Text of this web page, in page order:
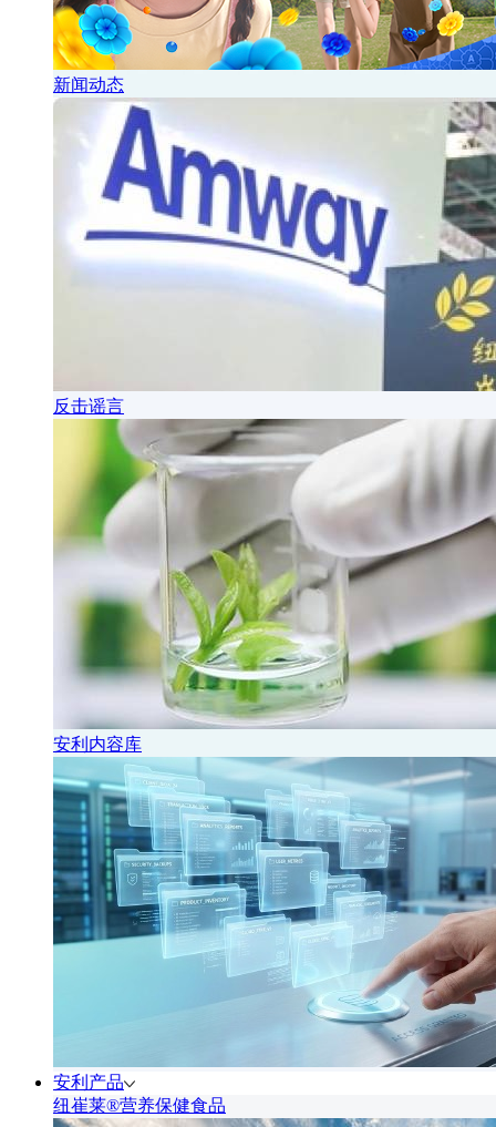
新闻动态
反击谣言
安利内容库
安利产品
纽崔莱®营养保健食品